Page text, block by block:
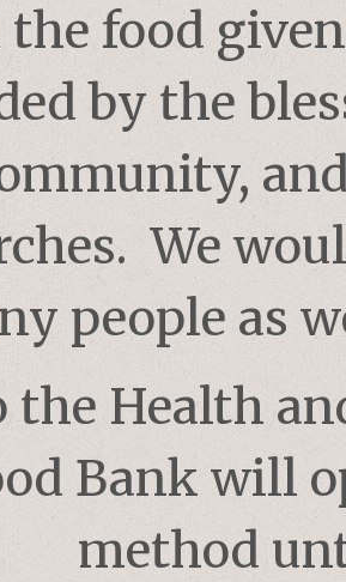
food
by the
We
people as
the Health
Bank will
method